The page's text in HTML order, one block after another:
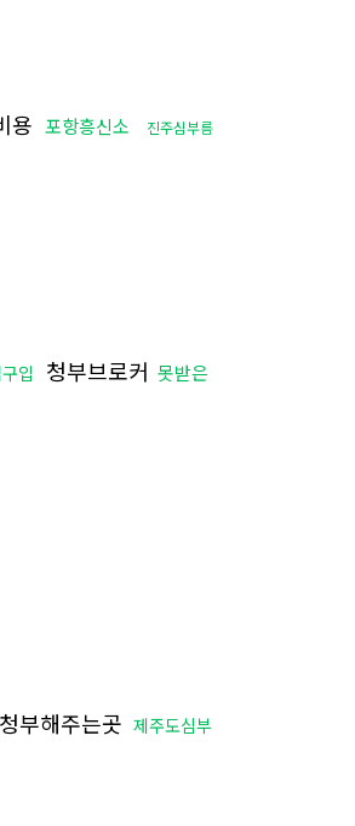
용 포항흥신소
진주심부름
입 청부브로커 못받은
청부해주는곳 제주도심부